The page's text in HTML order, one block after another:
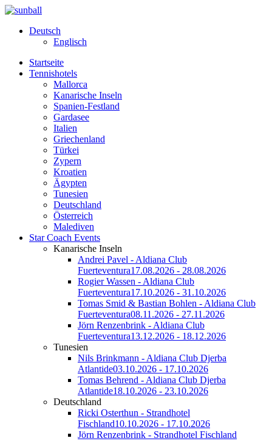
Deutsch
Englisch
Startseite
Tennishotels
Mallorca
Kanarische Inseln
Spanien-Festland
Gardasee
Italien
Griechenland
Türkei
Zypern
Kroatien
Ägypten
Tunesien
Deutschland
Österreich
Malediven
Star Coach Events
Kanarische Inseln
Andrei Pavel - Aldiana Club
Fuerteventura17.08.2026 - 28.08.2026
Rogier Wassen - Aldiana Club
Fuerteventura17.10.2026 - 31.10.2026
Tomas Smid & Bastian Bohlen - Aldiana Club
Fuerteventura08.11.2026 - 27.11.2026
Jörn Renzenbrink - Aldiana Club
Fuerteventura13.12.2026 - 18.12.2026
Tunesien
Nils Brinkmann - Aldiana Club Djerba
Atlantide03.10.2026 - 17.10.2026
Tomas Behrend - Aldiana Club Djerba
Atlantide18.10.2026 - 23.10.2026
Deutschland
Ricki Osterthun - Strandhotel
Fischland10.10.2026 - 17.10.2026
Jörn Renzenbrink - Strandhotel Fischland